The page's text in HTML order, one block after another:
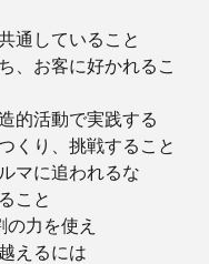
通していること
、お客に好かれるこ
的活動で実践する
くり、挑戦すること
マに追われるな
こと
力を使え
えるには